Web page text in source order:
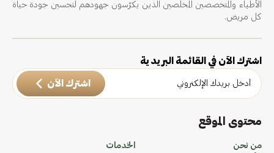
الأطباء والمتخصصين المخلصين الذين يكرّسون جهودهم لتحسين جودة حياة
كل مريض.
اشترك الآن في القائمة البريدية
اشترك الآن
محتوى الموقع
من نحن
الخدمات